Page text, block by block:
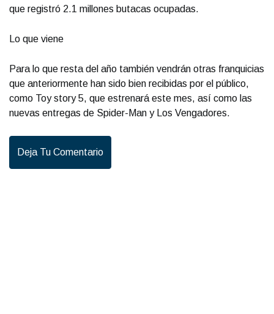
que registró 2.1 millones butacas ocupadas.
Lo que viene
Para lo que resta del año también vendrán otras franquicias
que anteriormente han sido bien recibidas por el público,
como Toy story 5, que estrenará este mes, así como las
nuevas entregas de Spider-Man y Los Vengadores.
Deja Tu Comentario